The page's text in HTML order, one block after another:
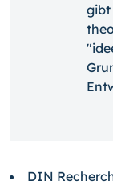
gibt
DIN